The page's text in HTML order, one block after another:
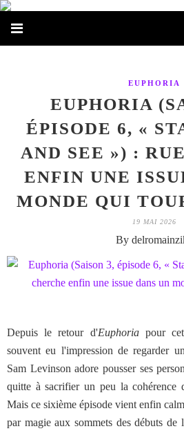
EUPHORIA
EUPHORIA
ÉPISODE 6, «
AND SEE ») :
ENFIN UNE
MONDE QUI
19 MAI 2026
By
Depuis le retour d'Euphoria pour
souvent eu l'impression de regarder
Sam Levinson adore pousser ses
quitte à sacrifier un peu la cohérence
Mais ce sixième épisode vient enfin
par magie aux sommets des débuts de